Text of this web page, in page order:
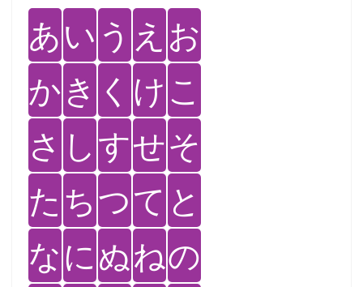
あい う え お
かき く けこ
さ しすせそ
た ちつて と
なにぬねの